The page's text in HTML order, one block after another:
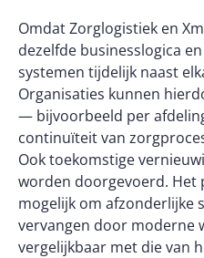
Omdat Zorglogistiek en
dezelfde businesslogica
systemen tijdelijk naast
Organisaties kunnen
— bijvoorbeeld per
continuïteit van
Ook toekomstige
worden doorgevoerd. Het
mogelijk om afzonderlijke
vervangen door moderne
vergelijkbaar met die van